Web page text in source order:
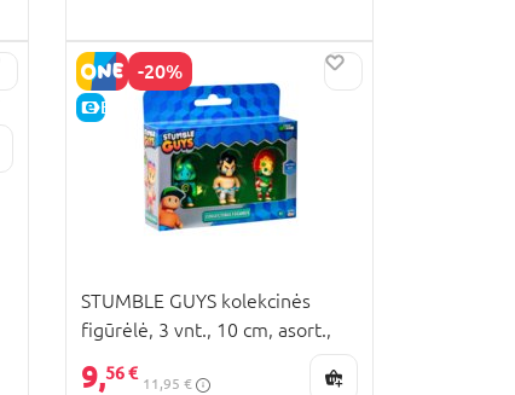
-20%
E-KAINA
STUMBLE GUYS kolekcinės
figūrėlė, 3 vnt., 10 cm, asort.,
9,56 €
11,95 €